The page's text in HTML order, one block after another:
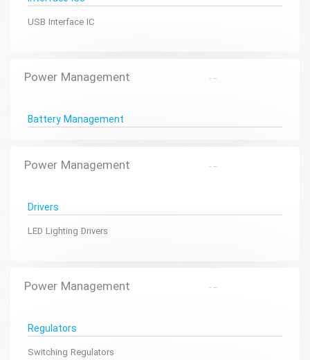
USB Interface IC
Power Management
Battery Management
Power Management
Drivers
LED Lighting Drivers
Power Management
Regulators
Switching Regulators